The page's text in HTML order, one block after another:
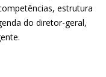
estrutura
do diretor-geral,